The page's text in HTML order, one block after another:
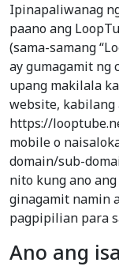
Ipinapaliwanag
paano ang
(sama-samang
ay gumagamit ng
upang makilala
website,
https://
mobile o
domain/sub-
nito kung ano
ginagamit namin
pagpipilian para
Ano ang